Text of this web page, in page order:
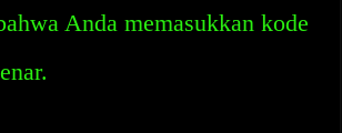
Anda memasukkan kode